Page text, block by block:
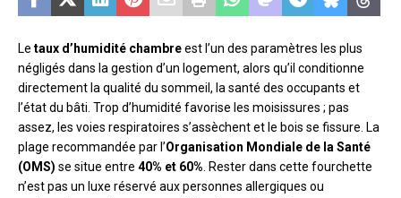
Le taux d’humidité chambreest l’un des paramètres les plus
négligés dans la gestion d’un logement, alors qu’il conditionne
directement la qualité du sommeil, la santé des occupants et
l’état du bâti. Trop d’humidité favorise les moisissures ; pas
assez, les voies respiratoires s’assèchent et le bois se fissure. La
plage recommandée par l’Organisation Mondiale de la Santé
(OMS) se situe entre 40% et 60% . Rester dans cette fourchette
n’est pas un luxe réservé aux personnes allergiques ou